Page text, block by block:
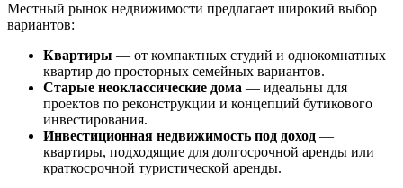
Местный рынок недвижимости предлагает широкий выбор
вариантов:
Квартиры — от компактных студий и однокомнатных
квартир до просторных семейных вариантов.
Старые неоклассические дома — идеальны для
проектов по реконструкции и концепций бутикового
инвестирования.
Инвестиционная недвижимость под доход —
квартиры, подходящие для долгосрочной аренды или
краткосрочной туристической аренды.